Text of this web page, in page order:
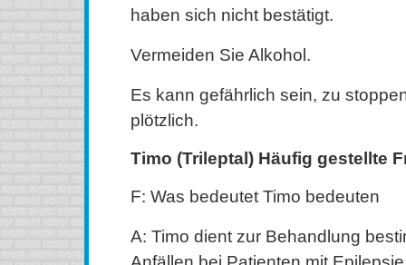
haben sich nicht bestätigt.
Vermeiden Sie Alkohol.
Es kann gefährlich sein, zu
plötzlich.
Timo (Trileptal) Häufig gestellte
F: Was bedeutet Timo bedeuten
A: Timo dient zur Behandlung